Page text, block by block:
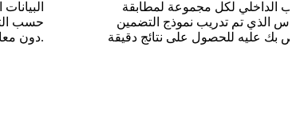
حسب
دون معالجة لاحقة.
الداخلي لكل مجموعة لمطابقة
الذي تم تدريب نموذج التضمين